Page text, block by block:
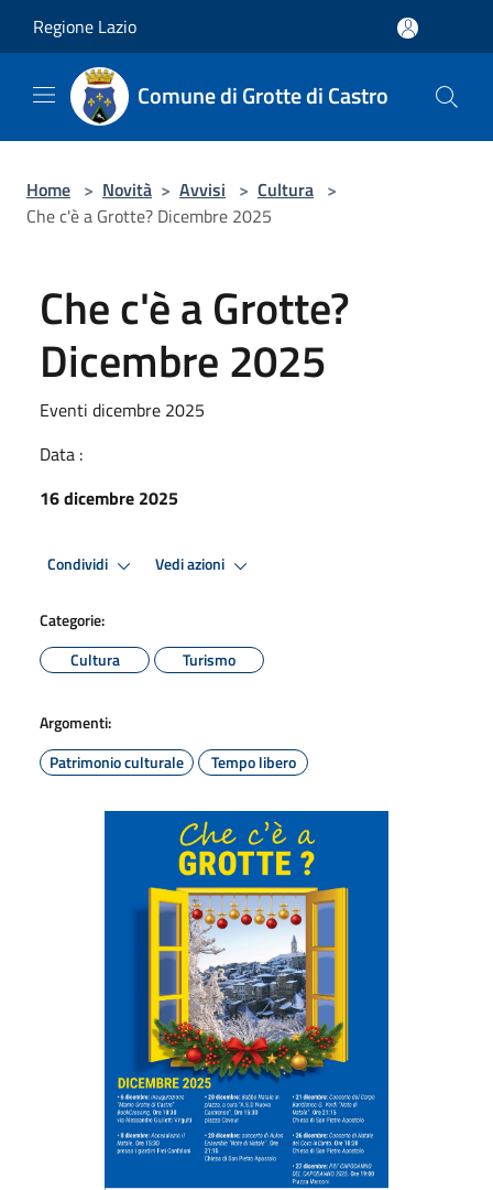
Regione Lazio
Comune di Grotte di Castro
Home > Novità > Avvisi > Cultura >
Che c'è a Grotte? Dicembre 2025
Che c'è a Grotte?
Dicembre 2025
Eventi dicembre 2025
Data :
16 dicembre 2025
Condividi Vedi azioni
Categorie:
Cultura
Turismo
Argomenti:
Patrimonio culturale
Tempo libero